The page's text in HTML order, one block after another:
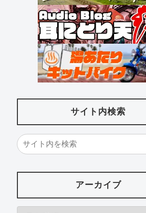
サイト内検索
アーカイブ